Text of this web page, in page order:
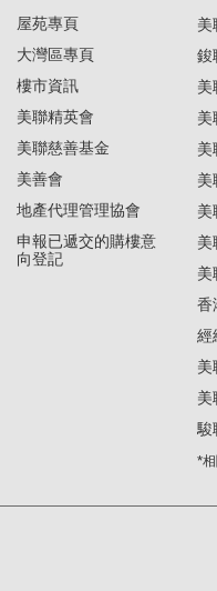
屋苑專頁
大灣區專頁
樓市資訊
美聯精英會
美聯慈善基金
美善會
地產代理管理協會
申報已遞交的購樓意
向登記
美
鋑
美
美
美
美
美
美
美
香
經
美
美
駿
*